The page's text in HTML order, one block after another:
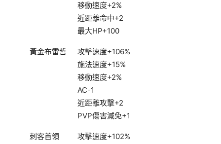
移動速度+2%
近距離命中+2
最大HP+100
黃金布雷哲
攻擊速度+106%
施法速度+15%
移動速度+2%
AC-1
近距離攻擊+2
PVP傷害減免+1
刺客首領 攻擊速度+102%